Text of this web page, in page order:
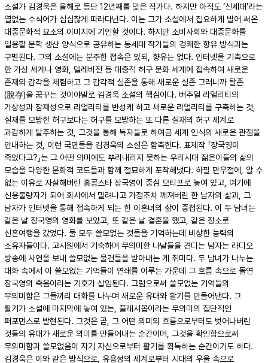
소설가 김경욱은 올해로 등단 12년째를 맞은 작가다. 하지만 아직도 ‘신세대’라는
열없는 수식어가 심심찮게 따라다닌다. 이는 그가 소설에서 집요하게 빌어 써온
대중문화적 요소의 이미지에 기인할 것이다. 하지만 소비사회와 대중문화를
일용할 문학 생산 양식으로 공유하는 동세대 작가들의 경쾌한 향유 방식과는
구별된다. 그의 소설에는 분주한 접속은 있되, 향유는 없다. 인터넷을 기축으로
한 가상 세계나 영화, 텔레비전 등 대중적 허구 문화 세계에 접속하여 새로운
존재의 감각을 체험하고 그 감각적 실존을 통해 새로운 실존 그러니까 탈존
(脫存)을 꿈꾸는 것이야말로 김경욱 소설의 핵심이다. 버추얼 리얼리티의
가상성과 잠재성으로 리얼리티를 반성케 하고 새로운 리얼리티를 구축하는 것,
실재를 모방한 허구보다는 허구를 모방하는 또 다른 실재의 허구 세계로
과감하게 탈주하는 것, 그것을 통해 독자들로 하여금 세계 인식의 새로운 관점을
안내하는 것, 이런 국면들을 김경욱의 소설은 함축한다. 표제작 「장국영이
죽었다고?」는 그 어떤 의미에도 뿌리내리지 못하는 우리시대 젊은이들의 삶의
모습을 다양한 문화적 코드들과 함께 절묘하게 포착해냈다. 하필 만우절에, 알 수
없는 이유로 자살해버린 홍콩스타 장국영이 중심 모티프로 놓여 있고, 여기에
신용불량자가 되어 회사에서 밀려나고 가정조차 깨져버린 한 남자의 삶과, 그
남자가 인터넷을 통해 접속하게 되는 한 이혼녀의 삶이 중첩된다. 이 두 남녀는
같은 날 장국영의 영화를 보았고, 또 같은 날 결혼을 했고, 같은 장소로
신혼여행을 갔었다. 둘 모두 쓸모없는 것들을 기억하는데 비상한 능력의
소유자들이다. 고시원에서 기숙하며 무의미한 나날들을 견디는 남자는 라디오
방송에 사연을 보내 쓸모없는 물건들을 받아내는 게 취미다. 두 남녀가 나누는
대화 속에서 이 쓸모없는 기억들이 연쇄를 이루는 가운데 그 흐름 속으로 돌연
장국영의 죽음이라는 기호가 삽입된다. 그럼으로써 쓸모없는 기억들의
무의미함은 그들끼리 대화를 나누며 새로운 유대와 활기를 만들어낸다. 그
활기가 소설에 마지막에 놓여 있는, 플래시몹이라는 무의미의 집단적인
퍼포먼스로 발현된다. 그것은 곧, 그 어떤 의미의 흐름으로부터도 벗어나버린
것들의 유대가 새로운 의미를 만들어내는 순간이며, 그것을 확인함으로써
무의미함과 쓸모없음이 자기 자신으로부터 활기를 획득하는 순간이기도 하다.
김경욱은 이와 같은 방식으로, 유용성의 세계로부터 시대의 우울 속으로